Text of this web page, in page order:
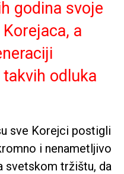
godina svoje
a
odluka
sve Korejci postigli
i nenametljivo
svetskom tržištu, da